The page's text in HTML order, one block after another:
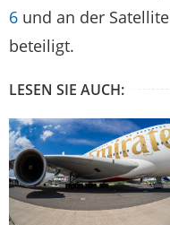
6 und an der
beteiligt.
LESEN SIE AUCH: